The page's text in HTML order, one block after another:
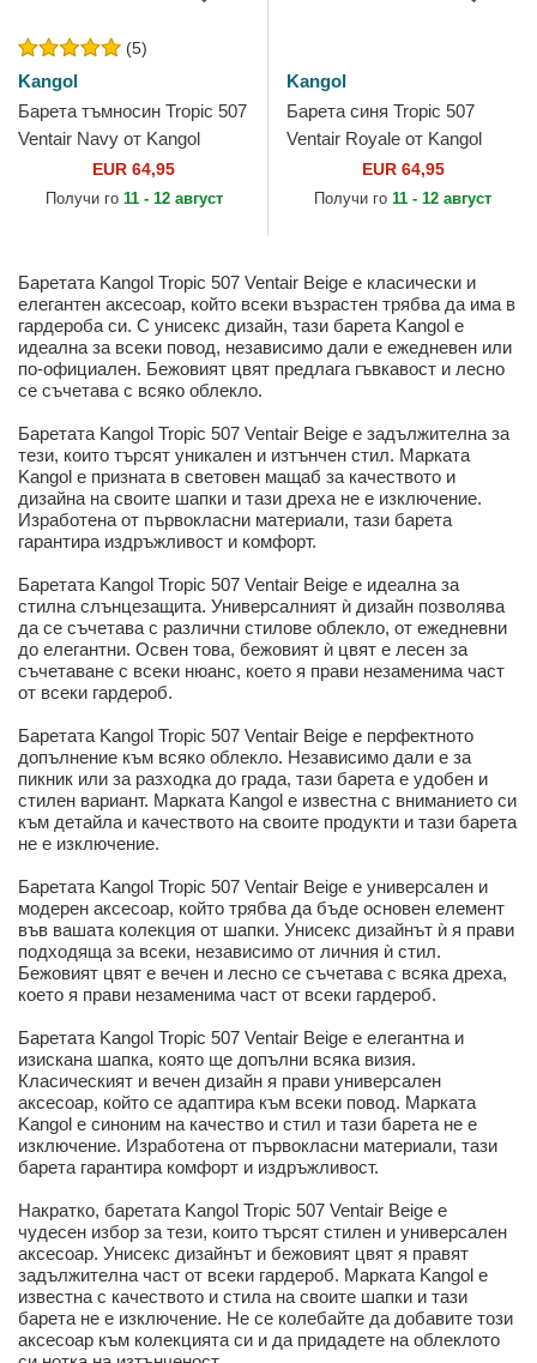
(5)
Kangol
Барета тъмносин Tropic 507
Ventair Navy от Kangol
EUR 64,95
Получи го 11 - 12 август
Kangol
Барета синя Tropic 507
Ventair Royale от Kangol
EUR 64,95
Получи го 11 - 12 август
Баретата Kangol Tropic 507 Ventair Beige е класически и
елегантен аксесоар, който всеки възрастен трябва да има в
гардероба си. С унисекс дизайн, тази барета Kangol е
идеална за всеки повод, независимо дали е ежедневен или
по-официален. Бежовият цвят предлага гъвкавост и лесно
се съчетава с всяко облекло.
Баретата Kangol Tropic 507 Ventair Beige е задължителна за
тези, които търсят уникален и изтънчен стил. Марката
Kangol е призната в световен мащаб за качеството и
дизайна на своите шапки и тази дреха не е изключение.
Изработена от първокласни материали, тази барета
гарантира издръжливост и комфорт.
Баретата Kangol Tropic 507 Ventair Beige е идеална за
стилна слънцезащита. Универсалният ѝ дизайн позволява
да се съчетава с различни стилове облекло, от ежедневни
до елегантни. Освен това, бежовият ѝ цвят е лесен за
съчетаване с всеки нюанс, което я прави незаменима част
от всеки гардероб.
Баретата Kangol Tropic 507 Ventair Beige е перфектното
допълнение към всяко облекло. Независимо дали е за
пикник или за разходка до града, тази барета е удобен и
стилен вариант. Марката Kangol е известна с вниманието си
към детайла и качеството на своите продукти и тази барета
не е изключение.
Баретата Kangol Tropic 507 Ventair Beige е универсален и
модерен аксесоар, който трябва да бъде основен елемент
във вашата колекция от шапки. Унисекс дизайнът ѝ я прави
подходяща за всеки, независимо от личния ѝ стил.
Бежовият цвят е вечен и лесно се съчетава с всяка дреха,
което я прави незаменима част от всеки гардероб.
Баретата Kangol Tropic 507 Ventair Beige е елегантна и
изискана шапка, която ще допълни всяка визия.
Класическият и вечен дизайн я прави универсален
аксесоар, който се адаптира към всеки повод. Марката
Kangol е синоним на качество и стил и тази барета не е
изключение. Изработена от първокласни материали, тази
барета гарантира комфорт и издръжливост.
Накратко, баретата Kangol Tropic 507 Ventair Beige е
чудесен избор за тези, които търсят стилен и универсален
аксесоар. Унисекс дизайнът и бежовият цвят я правят
задължителна част от всеки гардероб. Марката Kangol е
известна с качеството и стила на своите шапки и тази
барета не е изключение. Не се колебайте да добавите този
аксесоар към колекцията си и да придадете на облеклото